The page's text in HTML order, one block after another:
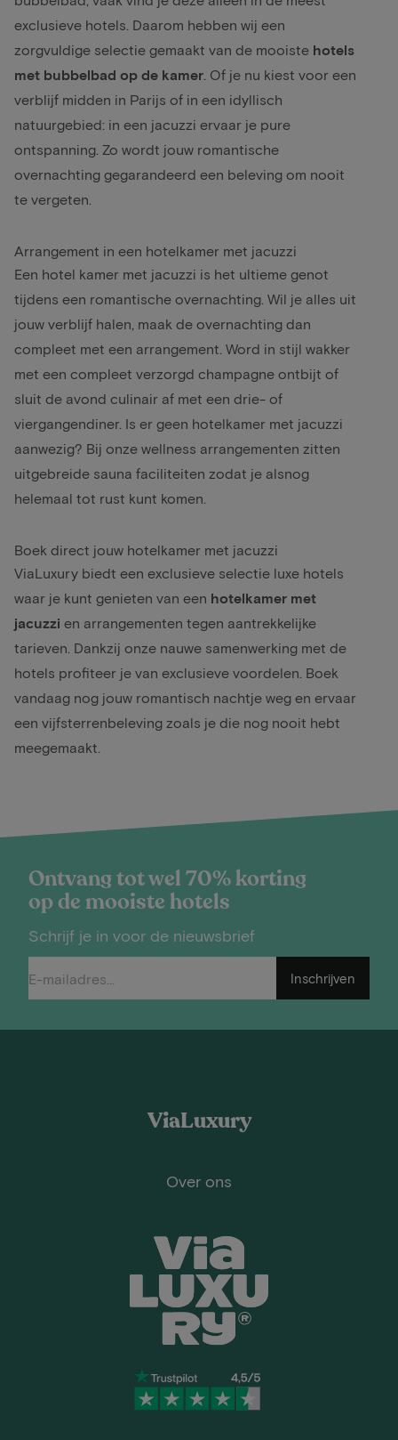
exclusieve hotels. Daarom hebben wij een
zorgvuldige selectie gemaakt van de mooiste hotels
met bubbelbad op de kamer . Of je nu kiest voor een
verblijf midden in Parijs of in een idyllisch
natuurgebied: in een jacuzzi ervaar je pure
ontspanning. Zo wordt jouw romantische
overnachting gegarandeerd een beleving om nooit
te vergeten.
Arrangement in een hotelkamer met jacuzzi
Een hotel kamer met jacuzzi is het ultieme genot
tijdens een romantische overnachting. Wil je alles uit
jouw verblijf halen, maak de overnachting dan
compleet met een arrangement. Word in stijl wakker
met een compleet verzorgd champagne ontbijt of
sluit de avond culinair af met een drie- of
viergangendiner. Is er geen hotelkamer met jacuzzi
aanwezig? Bij onze wellness arrangementen zitten
uitgebreide sauna faciliteiten zodat je alsnog
helemaal tot rust kunt komen.
Boek direct jouw hotelkamer met jacuzzi
ViaLuxury biedt een exclusieve selectie luxe hotels
waar je kunt genieten van een hotelkamer met
jacuzzi en arrangementen tegen aantrekkelijke
tarieven. Dankzij onze nauwe samenwerking met de
hotels profiteer je van exclusieve voordelen. Boek
vandaag nog jouw romantisch nachtje weg en ervaar
een vijfsterrenbeleving zoals je die nog nooit hebt
meegemaakt.
Ontvang tot wel 70% korting
op de mooiste hotels
Schrijf je in voor de nieuwsbrief
Inschrijven
ViaLuxury
Over ons